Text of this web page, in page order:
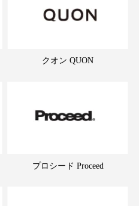
クオン QUON
プロシード Proceed